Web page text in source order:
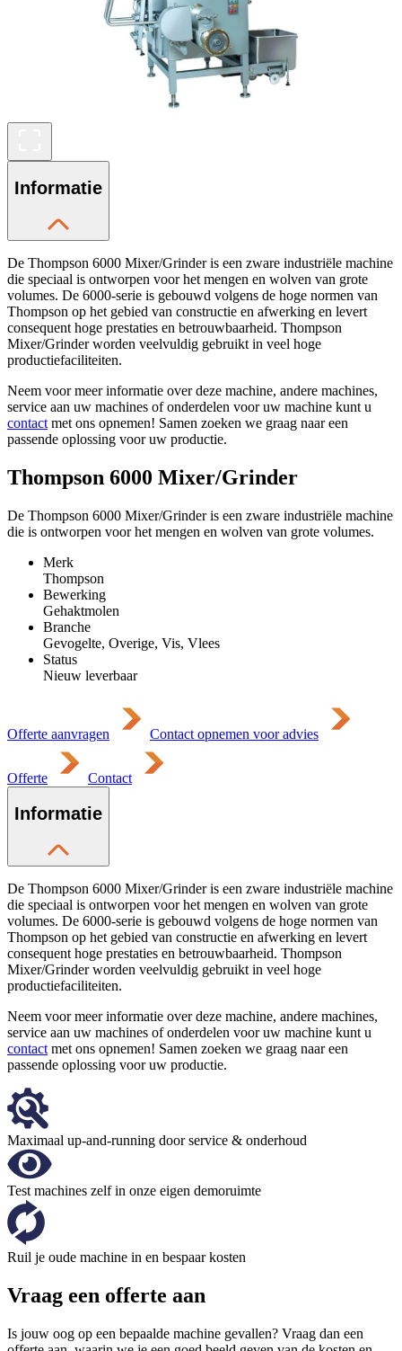
Informatie
De Thompson 6000 Mixer/Grinder is een zware industriële machine
die speciaal is ontworpen voor het mengen en wolven van grote
volumes. De 6000-serie is gebouwd volgens de hoge normen van
Thompson op het gebied van constructie en afwerking en levert
consequent hoge prestaties en betrouwbaarheid. Thompson
Mixer/Grinder worden veelvuldig gebruikt in veel hoge
productiefaciliteiten.
Neem voor meer informatie over deze machine, andere machines,
service aan uw machines of onderdelen voor uw machine kunt u
contact met ons opnemen! Samen zoeken we graag naar een
passende oplossing voor uw productie.
Thompson 6000 Mixer/Grinder
De Thompson 6000 Mixer/Grinder is een zware industriële machine
die is ontworpen voor het mengen en wolven van grote volumes.
Merk
Thompson
Bewerking
Gehaktmolen
Branche
Gevogelte, Overige, Vis, Vlees
Status
Nieuw leverbaar
Offerte aanvragen Contact opnemen voor advies
Offerte Contact
Informatie
De Thompson 6000 Mixer/Grinder is een zware industriële machine
die speciaal is ontworpen voor het mengen en wolven van grote
volumes. De 6000-serie is gebouwd volgens de hoge normen van
Thompson op het gebied van constructie en afwerking en levert
consequent hoge prestaties en betrouwbaarheid. Thompson
Mixer/Grinder worden veelvuldig gebruikt in veel hoge
productiefaciliteiten.
Neem voor meer informatie over deze machine, andere machines,
service aan uw machines of onderdelen voor uw machine kunt u
contact met ons opnemen! Samen zoeken we graag naar een
passende oplossing voor uw productie.
Maximaal up-and-running door service & onderhoud
Test machines zelf in onze eigen demoruimte
Ruil je oude machine in en bespaar kosten
Vraag een offerte aan
Is jouw oog op een bepaalde machine gevallen? Vraag dan een